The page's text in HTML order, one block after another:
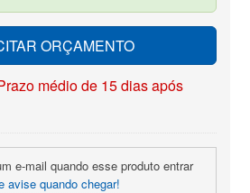
ORÇAMENTO
médio de 15 dias após
e-mail quando esse produto entrar
avise quando chegar!